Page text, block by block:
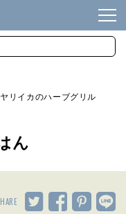
ヤリイカのハーブグリル
ん